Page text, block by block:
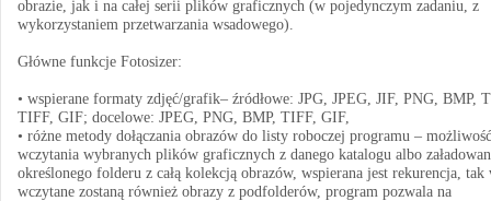
obrazie, jak i na całej serii plików graficznych (w pojedynczym zadaniu, z
wykorzystaniem przetwarzania wsadowego).
Główne funkcje Fotosizer:
• wspierane formaty zdjęć/grafik– źródłowe: JPG, JPEG, JIF, PNG, BMP,
TIFF, GIF; docelowe: JPEG, PNG, BMP, TIFF, GIF,
• różne metody dołączania obrazów do listy roboczej programu – możliwość
wczytania wybranych plików graficznych z danego katalogu albo
określonego folderu z całą kolekcją obrazów, wspierana jest rekurencja, tak
wczytane zostaną również obrazy z podfolderów, program pozwala na